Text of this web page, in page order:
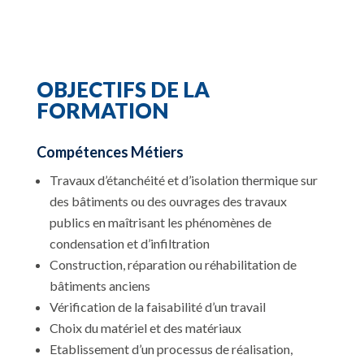
OBJECTIFS DE LA
FORMATION
Compétences Métiers
Travaux d’étanchéité et d’isolation thermique sur
des bâtiments ou des ouvrages des travaux
publics en maîtrisant les phénomènes de
condensation et d’infiltration
Construction, réparation ou réhabilitation de
bâtiments anciens
Vérification de la faisabilité d’un travail
Choix du matériel et des matériaux
Etablissement d’un processus de réalisation,